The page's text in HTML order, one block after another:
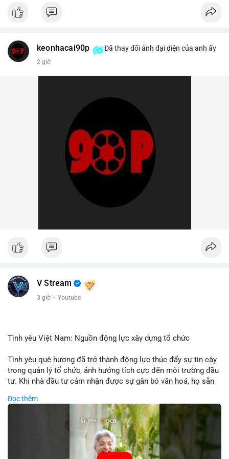
keonhacai90p Đã thay đổi ảnh đại diện của anh ấy
2 giờ
V Stream
3 giờ · Youtube
Tình yêu Việt Nam: Nguồn động lực xây dựng tổ chức
Tình yêu quê hương đã trở thành động lực thúc đẩy sự tin cậy
trong quản lý tổ chức, ảnh hưởng tích cực đến môi trường đầu
tư. Khi nhà đầu tư cảm nhận được sự gắn bó văn hoá, họ sẵn
các công ty blockchain và tiền mã hoá. Sự tăng cường niềm
tin này giúp giảm rủi ro thị trường, cải thiện chi phí vốn và thúc
đẩy sự phát triển bền vững của ngành công nghệ tài chính. Các
nhà quản lý cần khai thác tinh thần này để xây dựng chiến lược
phát triển bền vững và thu hút vốn đầu tư.
Đọc thêm